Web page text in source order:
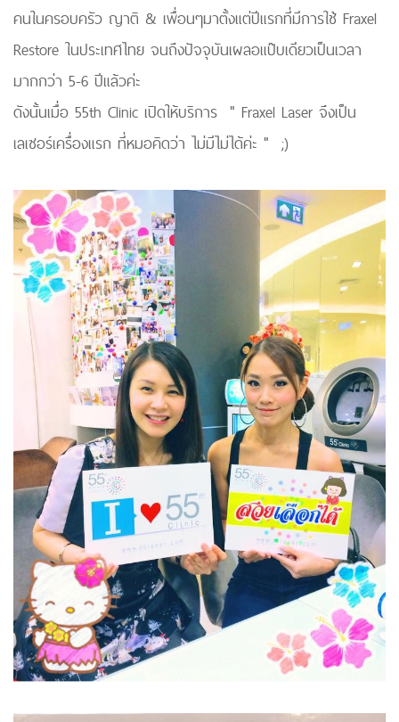
คนในครอบครัว ญาติ & เพื่อนๆมาตั้งแต่ปีแรกที่มีการใช้ Fraxel
Restore ในประเทศไทย จนถึงปัจจุบันเผลอแป๊บเดียวเป็นเวลา
มากกว่า 5-6 ปีแล้วค่ะ
ดังนั้นเมื่อ 55th Clinic เปิดให้บริการ " Fraxel Laser จึงเป็น
เลเซอร์เครื่องแรก ที่หมอคิดว่า ไม่มีไม่ได้ค่ะ " ;)